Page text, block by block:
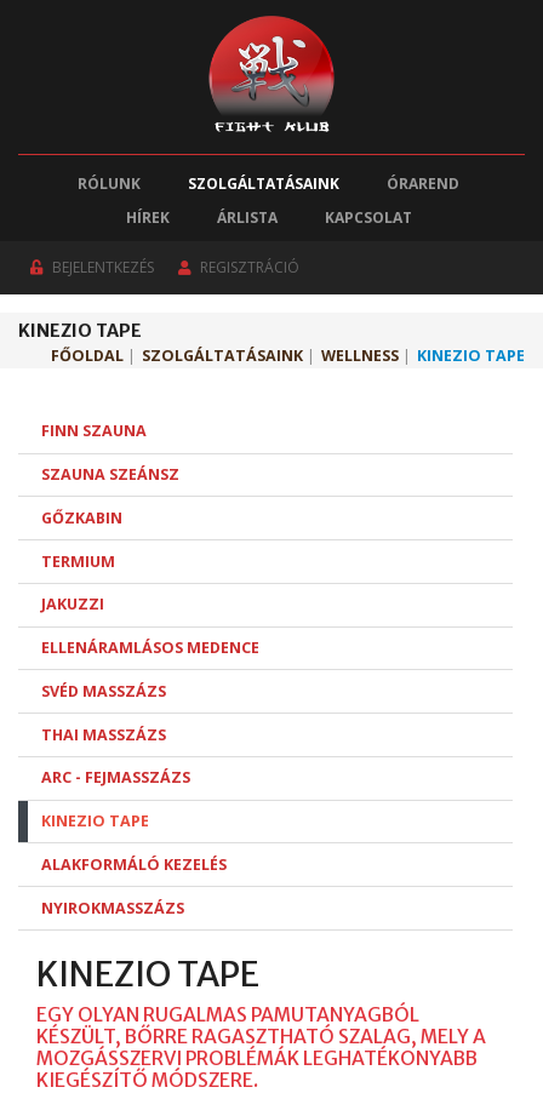
RÓLUNK SZOLGÁLTATÁSAINK
ÓRAREND
HÍREK
ÁRLISTA KAPCSOLAT
BEJELENTKEZÉS REGISZTRÁCIÓ
KINEZIO TAPE
FŐOLDAL | SZOLGÁLTATÁSAINK | WELLNESS | KINEZIO TAPE
FINN SZAUNA
SZAUNA SZEÁNSZ
GŐZKABIN
TERMIUM
JAKUZZI
ELLENÁRAMLÁSOS MEDENCE
SVÉD MASSZÁZS
THAI MASSZÁZS
ARC - FEJMASSZÁZS
KINEZIO TAPE
ALAKFORMÁLÓ KEZELÉS
NYIROKMASSZÁZS
KINEZIO TAPE
EGY OLYAN RUGALMAS PAMUTANYAGBÓL
KÉSZÜLT, BŐRRE RAGASZTHATÓ SZALAG, MELY A
MOZGÁSSZERVI PROBLÉMÁK LEGHATÉKONYABB
KIEGÉSZÍTŐ MÓDSZERE.